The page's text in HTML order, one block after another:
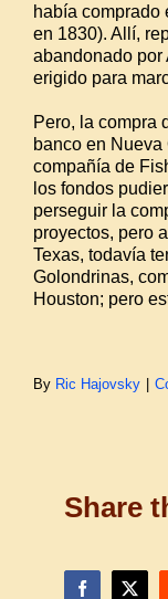
había comprado
en 1830). Allí,
abandonado por
erigido para
Pero, la compra
banco en
compañía de
los fondos
perseguir la
proyectos, pero
Texas, todavía
Golondrinas,
Houston; pero
By Ric Hajovsky |
Share
Facebook
X